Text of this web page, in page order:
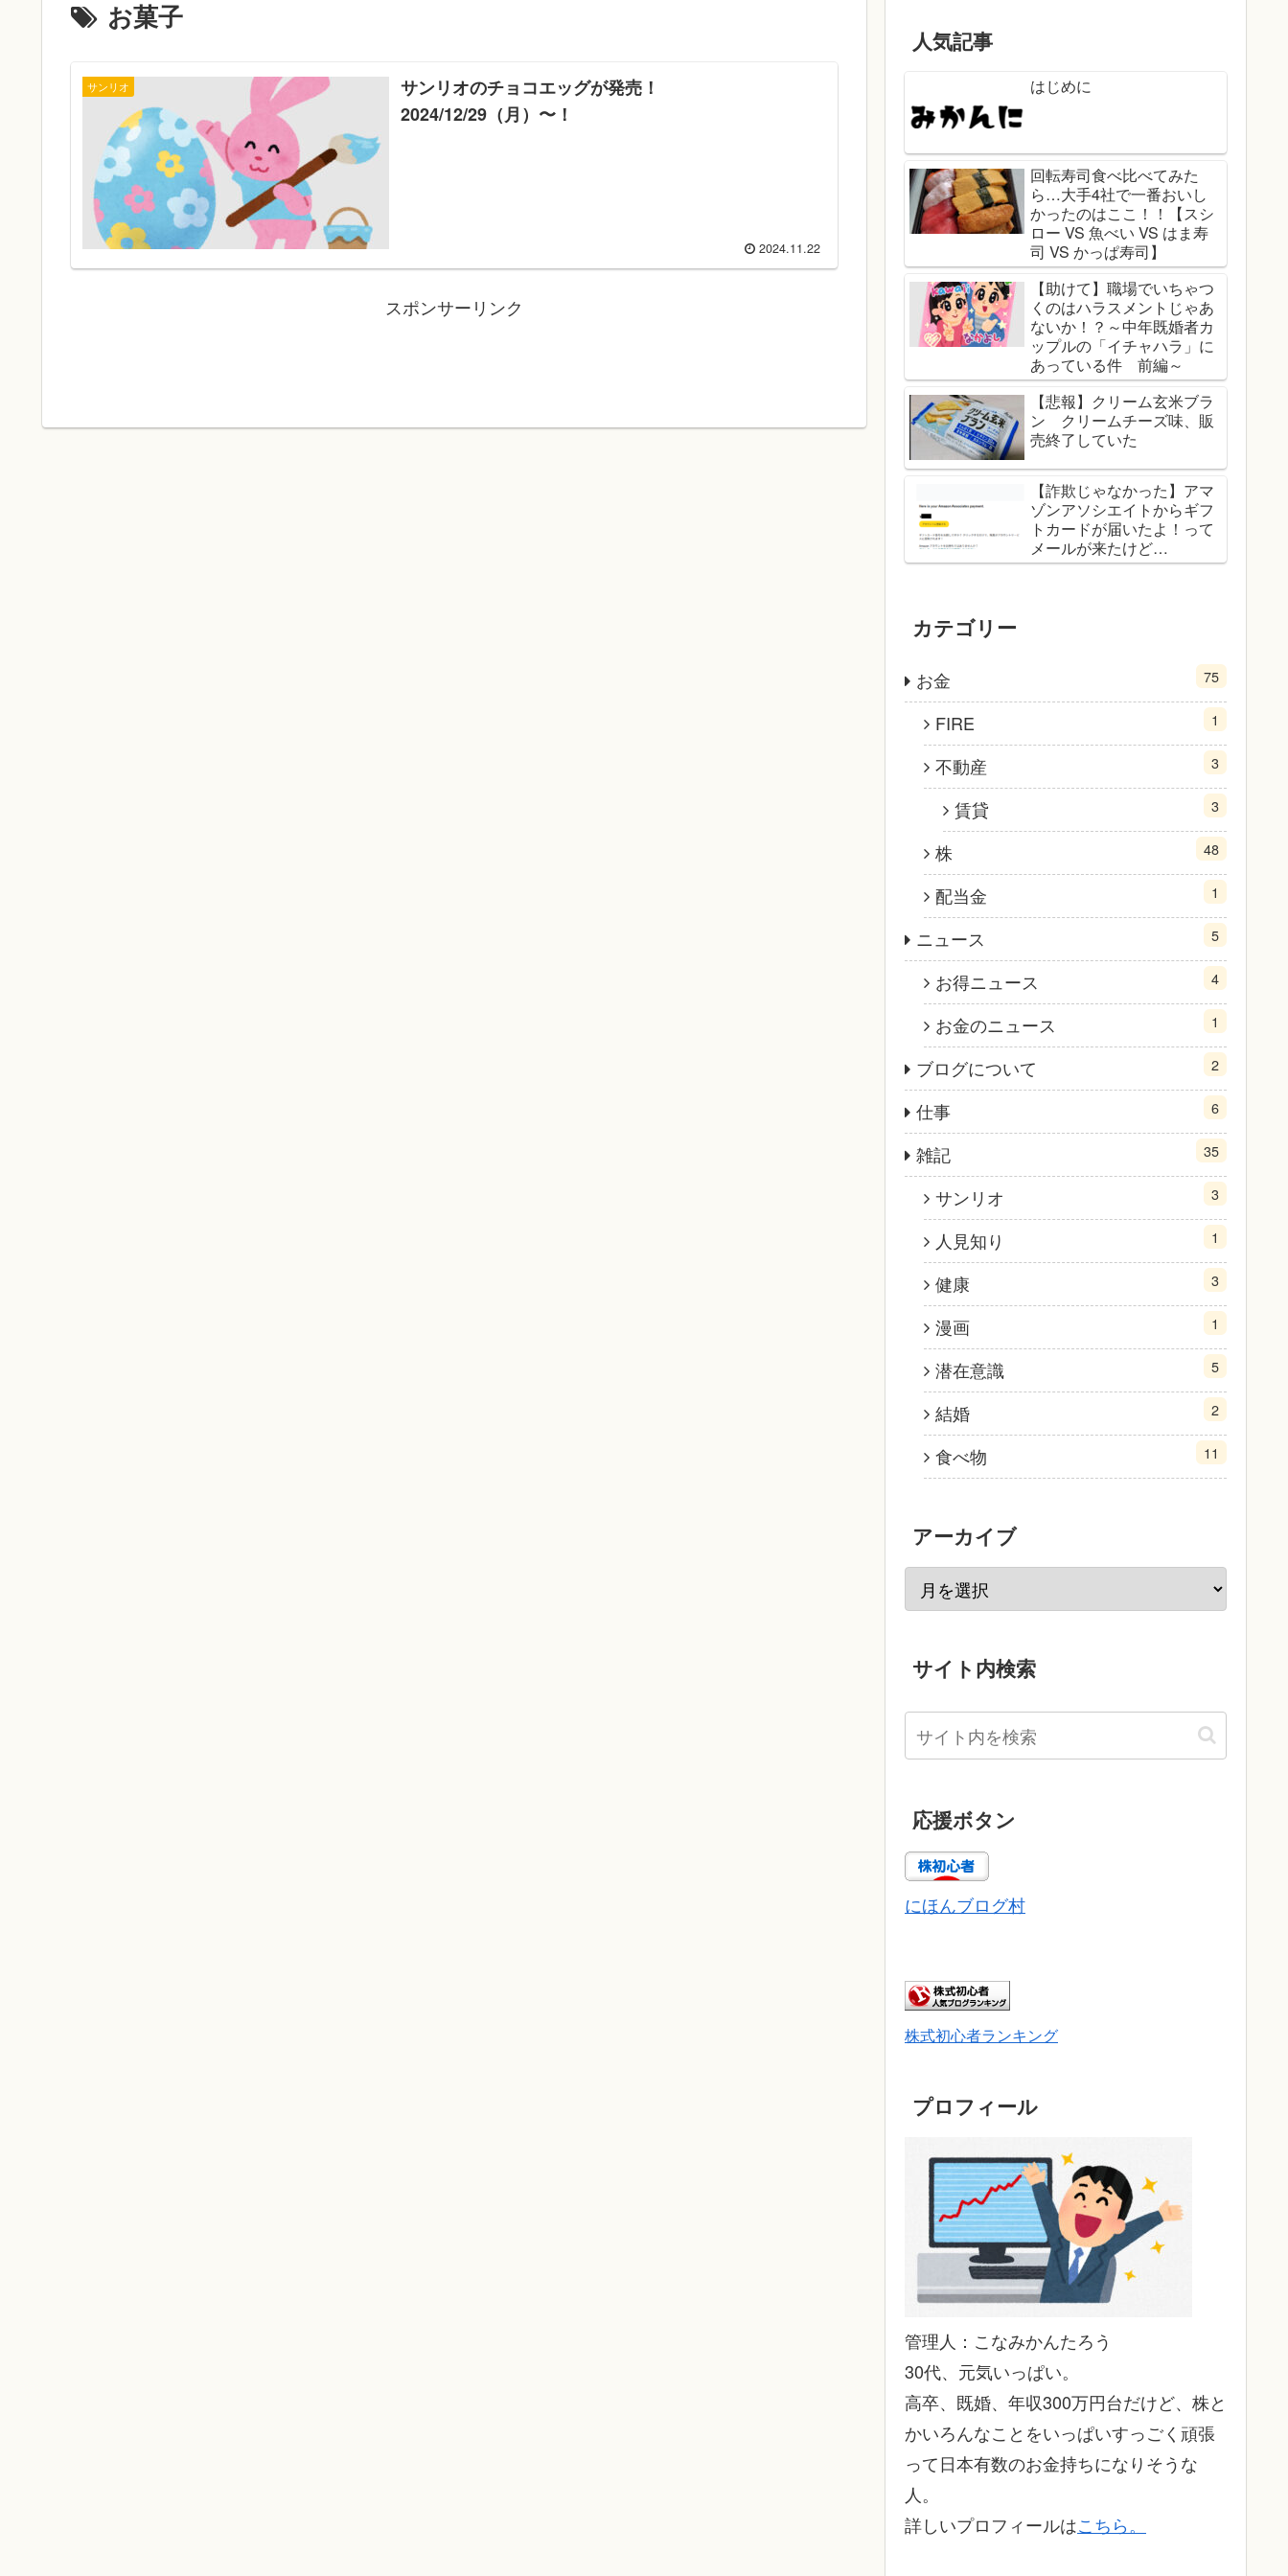
お菓子
サンリオ
サンリオのチョコエッグが発売！
2024/12/29（月）〜！
2024.11.22
スポンサーリンク
人気記事
はじめに
回転寿司食べ比べてみた
ら…大手4社で一番おいし
かったのはここ！！【スシ
ロー VS 魚べい VS はま寿
司 VS かっぱ寿司】
【助けて】職場でいちゃつ
くのはハラスメントじゃあ
ないか！？～中年既婚者カ
ップルの「イチャハラ」に
あっている件 前編～
【悲報】クリーム玄米ブラ
ン クリームチーズ味、販
売終了していた
【詐欺じゃなかった】アマ
ゾンアソシエイトからギフ
トカードが届いたよ！って
メールが来たけど…
カテゴリー
お金 75
FIRE 1
不動産 3
賃貸 3
株 48
配当金 1
ニュース 5
お得ニュース 4
お金のニュース 1
ブログについて 2
仕事 6
雑記 35
サンリオ 3
人見知り 1
健康 3
漫画 1
潜在意識 5
結婚 2
食べ物 11
アーカイブ
サイト内検索
応援ボタン
にほんブログ村
株式初心者ランキング
プロフィール
管理人：こなみかんたろう
30代、元気いっぱい。
高卒、既婚、年収300万円台だけど、株と
かいろんなことをいっぱいすっごく頑張
って日本有数のお金持ちになりそうな
人。
詳しいプロフィールはこちら。